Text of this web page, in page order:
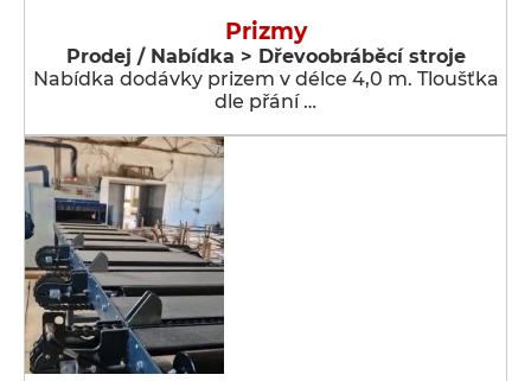
Prizmy
Prodej / Nabídka > Dřevoobráběcí stroje
Nabídka dodávky prizem v délce 4,0 m. Tloušťka
dle přání …